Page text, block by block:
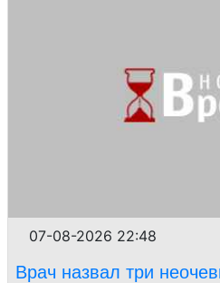
07-08-2026 22:48
Врач назвал три